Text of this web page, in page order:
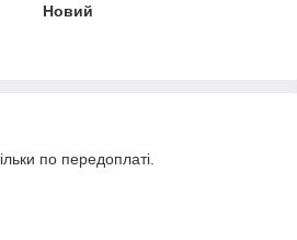
Новий
по передоплаті.